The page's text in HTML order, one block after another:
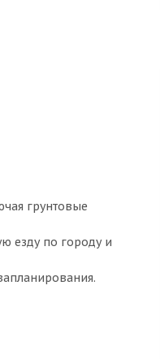
грунтовые
езду по городу и